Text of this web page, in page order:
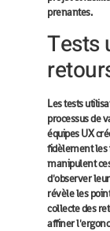
prenantes.
Tests
Les tests
processus de
équipes UX
fidèlement les
manipulent
d'observer
révèle les
collecte des
affiner